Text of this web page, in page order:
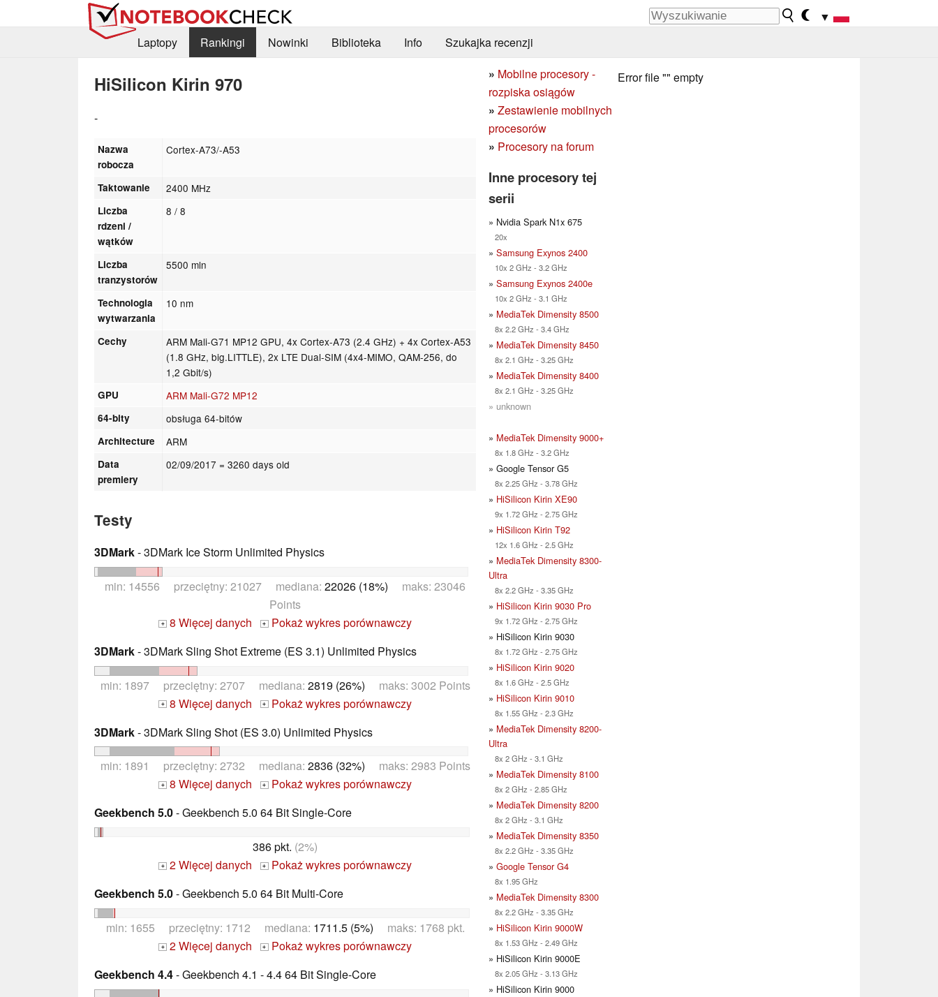
▼
Laptopy
Rankingi Nowinki Biblioteka Info Szukajka recenzji
HiSilicon Kirin 970
-
Nazwa
robocza
Cortex-A73/-A53
Taktowanie 2400 MHz
Liczba
rdzeni /
wątków
8 / 8
Liczba
tranzystorów
5500 mln
Technologia
wytwarzania
10 nm
Cechy
ARM Mali-G71 MP12 GPU, 4x Cortex-A73 (2.4 GHz) + 4x Cortex-A53
(1.8 GHz, big.LITTLE), 2x LTE Dual-SIM (4x4-MIMO, QAM-256, do
1,2 Gbit/s)
GPU ARM Mali-G72 MP12
64-bity obsługa 64-bitów
Architecture ARM
Data
premiery
02/09/2017 = 3260 days old
Testy
3DMark- 3DMark Ice Storm Unlimited Physics
min: 14556 przeciętny: 21027 mediana: 22026 (18%) maks: 23046
Points
+ 8 Więcej danych + Pokaż wykres porównawczy
3DMark- 3DMark Sling Shot Extreme (ES 3.1) Unlimited Physics
min: 1897 przeciętny: 2707 mediana: 2819 (26%) maks: 3002 Points
+ 8 Więcej danych + Pokaż wykres porównawczy
3DMark- 3DMark Sling Shot (ES 3.0) Unlimited Physics
min: 1891 przeciętny: 2732 mediana: 2836 (32%) maks: 2983 Points
+ 8 Więcej danych + Pokaż wykres porównawczy
Geekbench 5.0- Geekbench 5.0 64 Bit Single-Core
386 pkt. (2%)
+ 2 Więcej danych + Pokaż wykres porównawczy
Geekbench 5.0- Geekbench 5.0 64 Bit Multi-Core
min: 1655 przeciętny: 1712 mediana: 1711.5 (5%) maks: 1768 pkt.
+ 2 Więcej danych + Pokaż wykres porównawczy
Geekbench 4.4- Geekbench 4.1 - 4.4 64 Bit Single-Core
» Mobilne procesory -
rozpiska osiągów
» Zestawienie mobilnych
procesorów
» Procesory na forum
Inne procesory tej
serii
» Nvidia Spark N1x 675
20x
» Samsung Exynos 2400
10x 2 GHz - 3.2 GHz
» Samsung Exynos 2400e
10x 2 GHz - 3.1 GHz
» MediaTek Dimensity 8500
8x 2.2 GHz - 3.4 GHz
» MediaTek Dimensity 8450
8x 2.1 GHz - 3.25 GHz
» MediaTek Dimensity 8400
8x 2.1 GHz - 3.25 GHz
» unknown
» MediaTek Dimensity 9000+
8x 1.8 GHz - 3.2 GHz
» Google Tensor G5
8x 2.25 GHz - 3.78 GHz
» HiSilicon Kirin XE90
9x 1.72 GHz - 2.75 GHz
» HiSilicon Kirin T92
12x 1.6 GHz - 2.5 GHz
» MediaTek Dimensity 8300-
Ultra
8x 2.2 GHz - 3.35 GHz
» HiSilicon Kirin 9030 Pro
9x 1.72 GHz - 2.75 GHz
» HiSilicon Kirin 9030
8x 1.72 GHz - 2.75 GHz
» HiSilicon Kirin 9020
8x 1.6 GHz - 2.5 GHz
» HiSilicon Kirin 9010
8x 1.55 GHz - 2.3 GHz
» MediaTek Dimensity 8200-
Ultra
8x 2 GHz - 3.1 GHz
» MediaTek Dimensity 8100
8x 2 GHz - 2.85 GHz
» MediaTek Dimensity 8200
8x 2 GHz - 3.1 GHz
» MediaTek Dimensity 8350
8x 2.2 GHz - 3.35 GHz
» Google Tensor G4
8x 1.95 GHz
» MediaTek Dimensity 8300
8x 2.2 GHz - 3.35 GHz
» HiSilicon Kirin 9000W
8x 1.53 GHz - 2.49 GHz
» HiSilicon Kirin 9000E
8x 2.05 GHz - 3.13 GHz
» HiSilicon Kirin 9000
Error file "" empty